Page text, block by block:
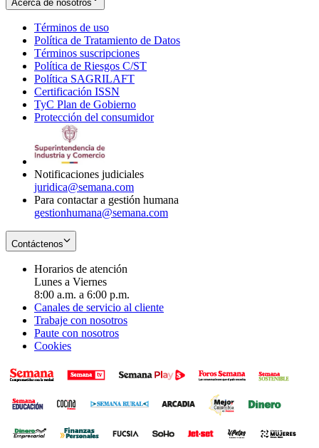
Acerca de nosotros
Términos de uso
in
new
window
Política de Tratamiento de Datos
Términos suscripciones
in
Política de Riesgos C/ST
Política SAGRILAFT
new
window
Certificación ISSN
in
new
TyC Plan de Gobierno
in
Protección del consumidorOpens
Notificaciones judiciales
juridica@semana.com
Para contactar a gestión humana
gestionhumana@semana.com
Contáctenos
Horarios de atención
Lunes a Viernes
8:00 a.m. a 6:00 p.m.
Canales de servicio al cliente
Trabaje con nosotros
Paute con nosotros
Cookies